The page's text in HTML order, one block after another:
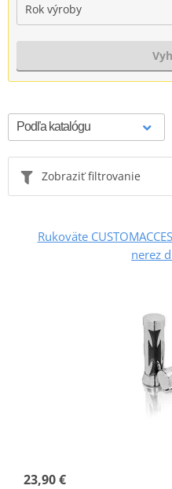
Rok výroby
Zobraziť filtrovanie
Rukoväte
nerez
23,90 €